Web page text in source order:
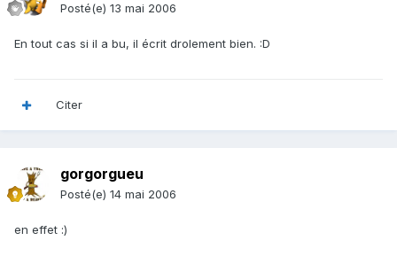
Posté(e) 13 mai 2006
En tout cas si il a bu, il écrit drolement bien. :D
Citer
gorgorgueu
Posté(e) 14 mai 2006
en effet :)